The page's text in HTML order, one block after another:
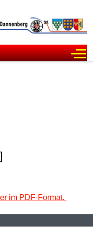
im PDF-Format.